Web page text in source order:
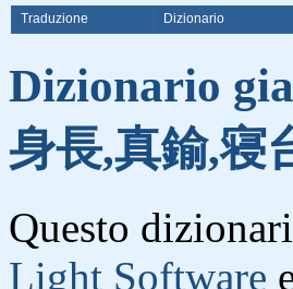
Traduzione Dizionario
Dizionario
身長,真鍮,寝
Questo
Light Software